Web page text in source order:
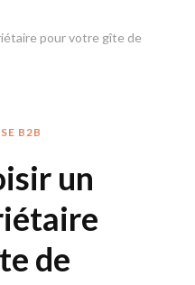
pour votre gîte de
B2B
un
de